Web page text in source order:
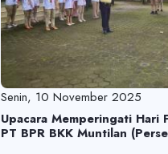
Senin, 10 November 2025
Upacara Memperingati Hari
PT BPR BKK Muntilan